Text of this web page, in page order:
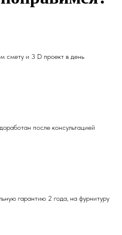
смету и 3 D проект в день
после консультацией
гарантию 2 года, на фурнитуру